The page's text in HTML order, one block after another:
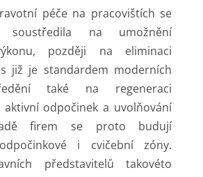
péče na pracovištích se
na umožnění
později na eliminaci
již je standardem moderních
také na regeneraci
aktivní odpočinek a uvolňování
firem se proto budují
i cvičební zóny.
představitelů takovéto